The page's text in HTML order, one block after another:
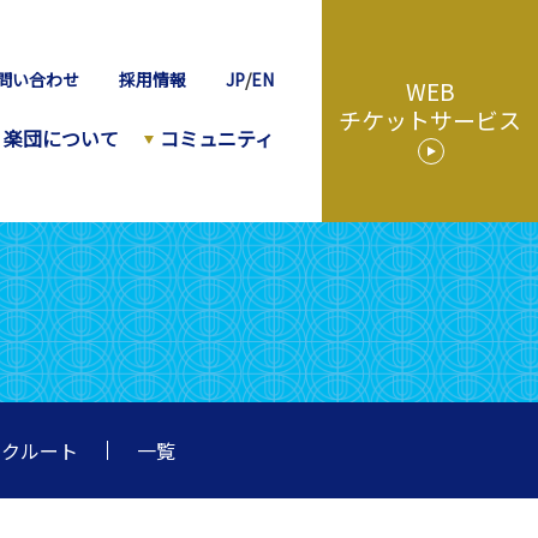
い合わせ 採用情報 JP/EN
楽団について コミュニティ
WEB
チケットサービス
ルート 一覧